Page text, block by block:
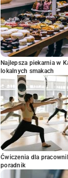
Najlepsza piekarnia w
lokalnych smakach
Ćwiczenia dla
poradnik